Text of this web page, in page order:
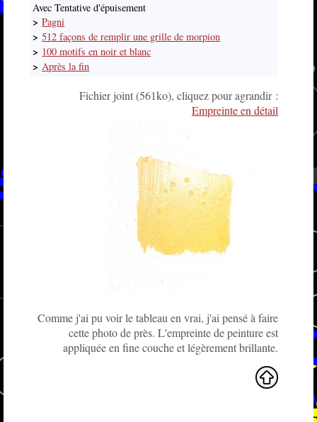
Avec Tentative d'épuisement
> Pagni
> 512 façons de remplir une grille de morpion
> 100 motifs en noir et blanc
> Après la fin
Fichier joint (561ko), cliquez pour agrandir :
Empreinte en détail
Comme j'ai pu voir le tableau en vrai, j'ai pensé à faire
cette photo de près. L'empreinte de peinture est
appliquée en fine couche et légèrement brillante.